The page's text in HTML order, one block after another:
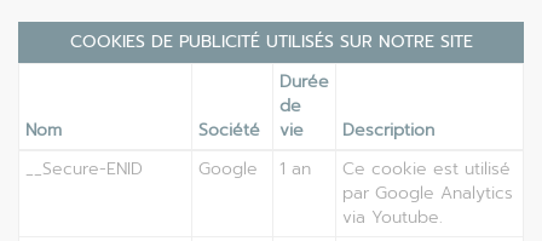
COOKIES DE PUBLICITÉ UTILISÉS SUR NOTRE SITE
Nom Société
Durée
de
vie
Description
__Secure-ENID
Google 1 an
Ce cookie est utilisé
par Google Analytics
via Youtube.